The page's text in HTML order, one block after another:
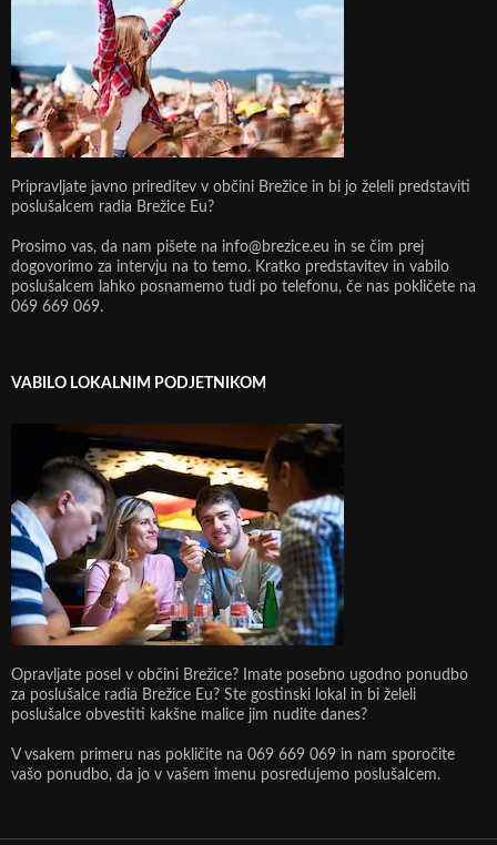
Pripravljate javno prireditev v občini Brežice in bi jo želeli predstaviti
poslušalcem radia Brežice Eu?
Prosimo vas, da nam pišete na info@brezice.eu in se čim prej
dogovorimo za intervju na to temo. Kratko predstavitev in vabilo
poslušalcem lahko posnamemo tudi po telefonu, če nas pokličete na
069 669 069.
VABILO LOKALNIM PODJETNIKOM
Opravljate posel v občini Brežice? Imate posebno ugodno ponudbo
za poslušalce radia Brežice Eu? Ste gostinski lokal in bi želeli
poslušalce obvestiti kakšne malice jim nudite danes?
V vsakem primeru nas pokličite na 069 669 069 in nam sporočite
vašo ponudbo, da jo v vašem imenu posredujemo poslušalcem.